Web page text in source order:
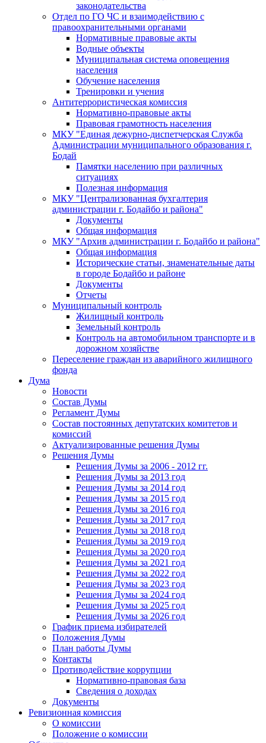
законодательства
Отдел по ГО ЧС и взаимодействию с
правоохранительными органами
Нормативные правовые акты
Водные объекты
Муниципальная система оповещения
населения
Обучение населения
Тренировки и учения
Антитеррористическая комиссия
Нормативно-правовые акты
Правовая грамотность населения
МКУ "Единая дежурно-диспетчерская Служба
Администрации муниципального образования г.
Бодай
Памятки населению при различных
ситуациях
Полезная информация
МКУ "Централизованная бухгалтерия
администрации г. Бодайбо и района"
Документы
Общая информация
МКУ "Архив администрации г. Бодайбо и района"
Общая информация
Исторические статьи, знаменательные даты
в городе Бодайбо и районе
Документы
Отчеты
Муниципальный контроль
Жилищный контроль
Земельный контроль
Контроль на автомобильном транспорте и в
дорожном хозяйстве
Переселение граждан из аварийного жилищного
фонда
Дума
Новости
Состав Думы
Регламент Думы
Состав постоянных депутатских комитетов и
комиссий
Актуализированные решения Думы
Решения Думы
Решения Думы за 2006 - 2012 гг.
Решения Думы за 2013 год
Решения Думы за 2014 год
Решения Думы за 2015 год
Решения Думы за 2016 год
Решения Думы за 2017 год
Решения Думы за 2018 год
Решения Думы за 2019 год
Решения Думы за 2020 год
Решения Думы за 2021 год
Решения Думы за 2022 год
Решения Думы за 2023 год
Решения Думы за 2024 год
Решения Думы за 2025 год
Решения Думы за 2026 год
График приема избирателей
Положения Думы
План работы Думы
Контакты
Противодействие коррупции
Нормативно-правовая база
Сведения о доходах
Документы
Ревизионная комиссия
О комиссии
Положение о комиссии